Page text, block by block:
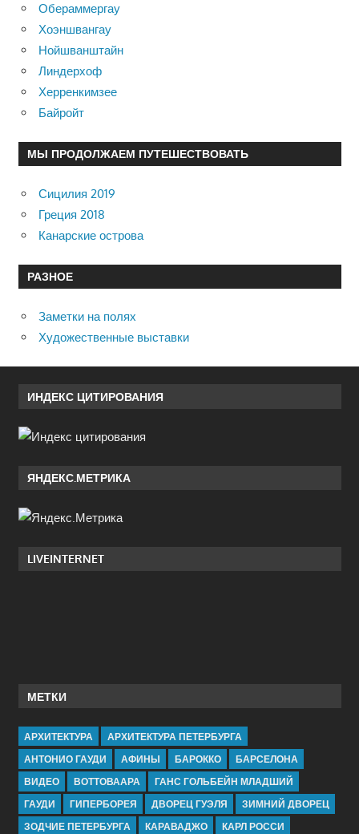
Обераммергау
Хоэншвангау
Нойшванштайн
Линдерхоф
Херренкимзее
Байройт
МЫ ПРОДОЛЖАЕМ ПУТЕШЕСТВОВАТЬ
Сицилия 2019
Греция 2018
Канарские острова
РАЗНОЕ
Заметки на полях
Художественные выставки
ИНДЕКС ЦИТИРОВАНИЯ
ЯНДЕКС.МЕТРИКА
LIVEINTERNET
МЕТКИ
АРХИТЕКТУРА
АРХИТЕКТУРА ПЕТЕРБУРГА
АНТОНИО ГАУДИ
АФИНЫ БАРОККО
БАРСЕЛОНА
ВИДЕО
ВОТТОВААРА
ГАНС ГОЛЬБЕЙН МЛАДШИЙ
ГАУДИ
ГИПЕРБОРЕЯ ДВОРЕЦ ГУЭЛЯ
ЗИМНИЙ ДВОРЕЦ
ЗОДЧИЕ ПЕТЕРБУРГА
КАРАВАДЖО КАРЛ РОССИ